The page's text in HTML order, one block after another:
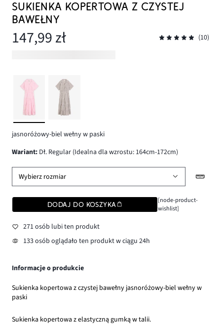
SUKIENKA KOPERTOWA Z CZYSTEJ
BAWEŁNY
147,99 zł (10)
jasnoróżowy-biel wełny w paski
wariant: Dł. Regular (Idealna dla wzrostu: 164cm-172cm)
Wybierz rozmiar
DODAJ DO KOSZYKA
[node-product-
wishlist]
271 osób lubi ten produkt
133 osób oglądało ten produkt w ciągu 24h
Informacje o produkcie
Sukienka kopertowa z czystej bawełny jasnoróżowy-biel wełny w
paski
Sukienka kopertowa z elastyczną gumką w talii.